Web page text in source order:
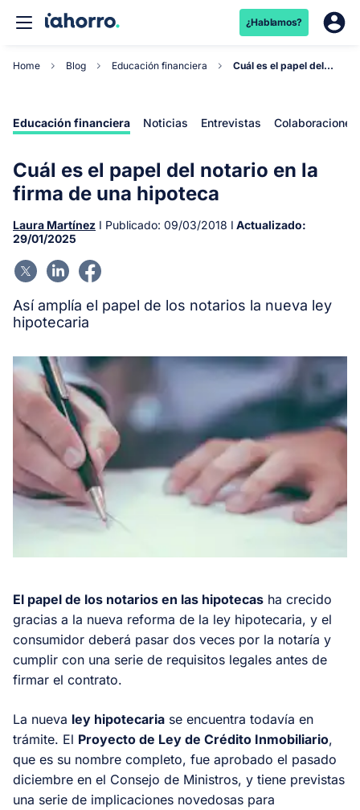
¿Hablamos?
Home Blog Educación financiera Cuál es el papel del notario en la firma de una...
Educación financiera Noticias Entrevistas Colaboraciones
Cuál es el papel del notario en la
firma de una hipoteca
Laura Martínez I Publicado: 09/03/2018 I Actualizado:
29/01/2025
Así amplía el papel de los notarios la nueva ley
hipotecaria
El papel de los notarios en las hipotecas ha crecido
gracias a la nueva reforma de la ley hipotecaria, y el
consumidor deberá pasar dos veces por la notaría y
cumplir con una serie de requisitos legales antes de
firmar el contrato.
La nueva ley hipotecaria se encuentra todavía en
trámite. El Proyecto de Ley de Crédito Inmobiliario,
que es su nombre completo, fue aprobado el pasado
diciembre en el Consejo de Ministros, y tiene previstas
una serie de implicaciones novedosas para